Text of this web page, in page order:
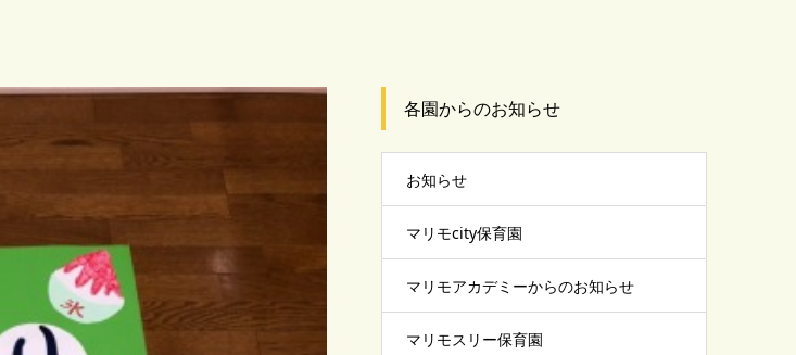
各園からのお知らせ
お知らせ
マリモcity保育園
マリモアカデミーからのお知らせ
マリモスリー保育園